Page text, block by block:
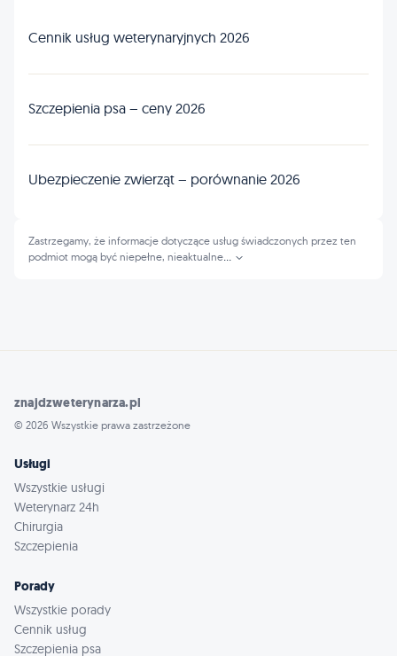
Cennik usług weterynaryjnych 2026
Szczepienia psa – ceny 2026
Ubezpieczenie zwierząt – porównanie 2026
Zastrzegamy, że informacje dotyczące usług świadczonych przez ten
podmiot mogą być niepełne, nieaktualne
znajdzweterynarza.pl
© 2026 Wszystkie prawa zastrzeżone
Usługi
Wszystkie usługi
Weterynarz 24h
Chirurgia
Szczepienia
Porady
Wszystkie porady
Cennik usług
Szczepienia psa